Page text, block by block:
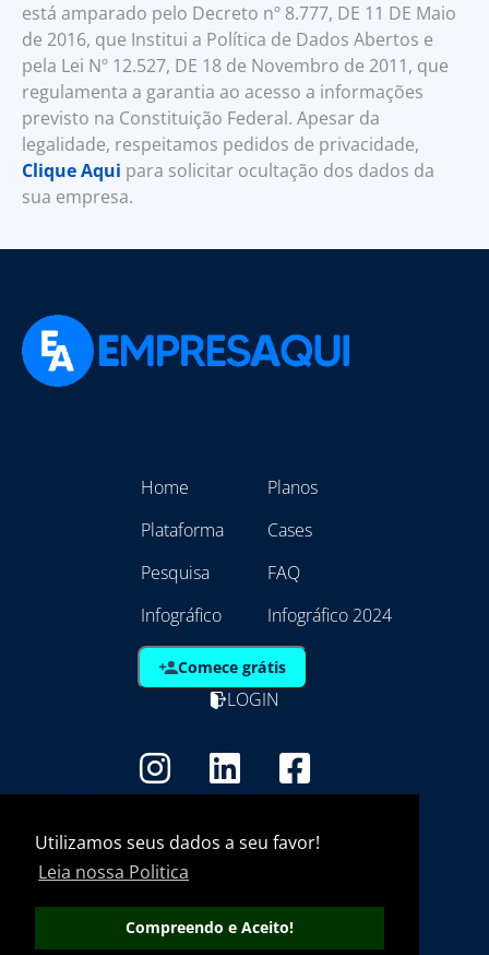
Utilizamos seus dados a seu favor!
Leia nossa Politica
Compreendo e Aceito!
está amparado pelo Decreto nº 8.777, DE 11 DE Maio
de 2016, que Institui a Política de Dados Abertos e
pela Lei Nº 12.527, DE 18 de Novembro de 2011, que
regulamenta a garantia ao acesso a informações
previsto na Constituição Federal. Apesar da
legalidade, respeitamos pedidos de privacidade,
Clique Aqui para solicitar ocultação dos dados da
sua empresa.
Home
Plataforma
Pesquisa
Infográfico
Planos
Cases
FAQ
Infográfico 2024
Comece grátis
LOGIN
Copyright - Marca Registrada
21.792.257/0001/01